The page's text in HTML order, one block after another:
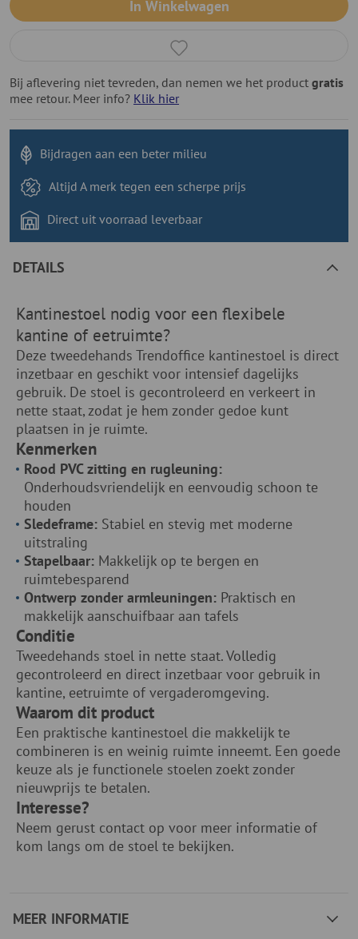
In Winkelwagen
Bij aflevering niet tevreden, dan nemen we het product gratis
mee retour. Meer info? Klik hier
Bijdragen aan een beter milieu
Altijd A merk tegen een scherpe prijs
Direct uit voorraad leverbaar
DETAILS
Kantinestoel nodig voor een flexibele
kantine of eetruimte?
Deze tweedehands Trendoffice kantinestoel is direct
inzetbaar en geschikt voor intensief dagelijks
gebruik. De stoel is gecontroleerd en verkeert in
nette staat, zodat je hem zonder gedoe kunt
plaatsen in je ruimte.
Kenmerken
Rood PVC zitting en rugleuning:
Onderhoudsvriendelijk en eenvoudig schoon te
houden
Sledeframe: Stabiel en stevig met moderne
uitstraling
Stapelbaar: Makkelijk op te bergen en
ruimtebesparend
Ontwerp zonder armleuningen: Praktisch en
makkelijk aanschuifbaar aan tafels
Conditie
Tweedehands stoel in nette staat. Volledig
gecontroleerd en direct inzetbaar voor gebruik in
kantine, eetruimte of vergaderomgeving.
Waarom dit product
Een praktische kantinestoel die makkelijk te
combineren is en weinig ruimte inneemt. Een goede
keuze als je functionele stoelen zoekt zonder
nieuwprijs te betalen.
Interesse?
Neem gerust contact op voor meer informatie of
kom langs om de stoel te bekijken.
MEER INFORMATIE